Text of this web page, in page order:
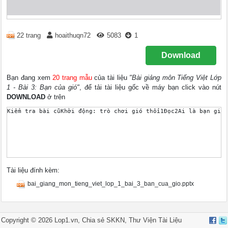
22 trang hoaithuqn72 5083 1
Download
Bạn đang xem20 trang mẫucủa tài liệu "Bài giảng môn Tiếng Việt Lớp
1 - Bài 3: Bạn của gió", để tải tài liệu gốc về máy bạn click vào nút
DOWNLOAD ở trên
Kiểm tra bài cũKhởi động: trò chơi gió thổi1Đọc2Ai là bạn
Tài liệu đính kèm:
bai_giang_mon_tieng_viet_lop_1_bai_3_ban_cua_gio.pptx
Copyright © 2026 Lop1.vn, Chia sẻSKKN,Thư Viện Tài Liệu